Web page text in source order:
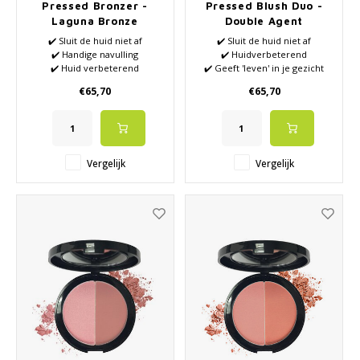
Pressed Bronzer -
Laguna Bronze
✔️ Sluit de huid niet af
✔️ Handige navulling
✔️ Huid verbeterend
✔️ Geeft 'leven' in je gezicht
✔️ Zonder siliconen en
parabenen
✔️ Géén synthetische parfums
€65,70
Vergelijk
Pressed Blush Duo -
Double Agent
✔️ Sluit de huid niet af
✔️ Huidverbeterend
✔️ Geeft 'leven' in je gezicht
parabenen
✔️ Géén synthetische parfums
€65,70
Vergelijk